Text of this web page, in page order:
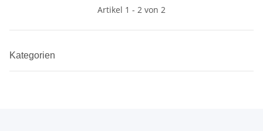
Artikel 1 - 2 von 2
Kategorien